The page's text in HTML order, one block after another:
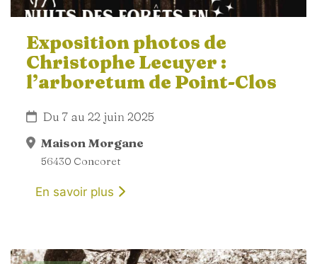
Exposition photos de
Christophe Lecuyer :
l’arboretum de Point-Clos
Du 7 au 22 juin 2025
Maison Morgane
56430 Concoret
En savoir plus